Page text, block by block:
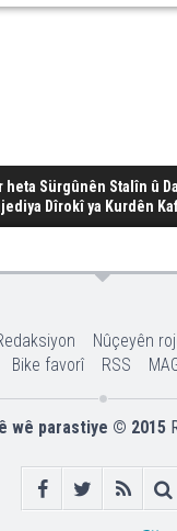
heta Sürgûnên Stalîn û
Dîrokî ya Kurdên
Nûçeyên
Bike favorî
RSS
wê parastiye © 2015